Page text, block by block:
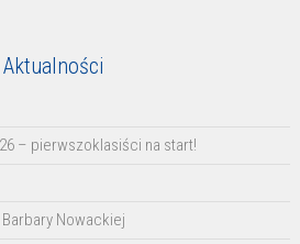
Aktualności
– pierwszoklasiści na start!
Nowackiej